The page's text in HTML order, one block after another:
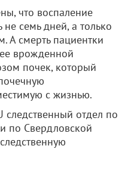
что воспаление
семь дней, а только
А смерть пациентки
врожденной
почек, который
с жизнью.
следственный отдел по
по Свердловской